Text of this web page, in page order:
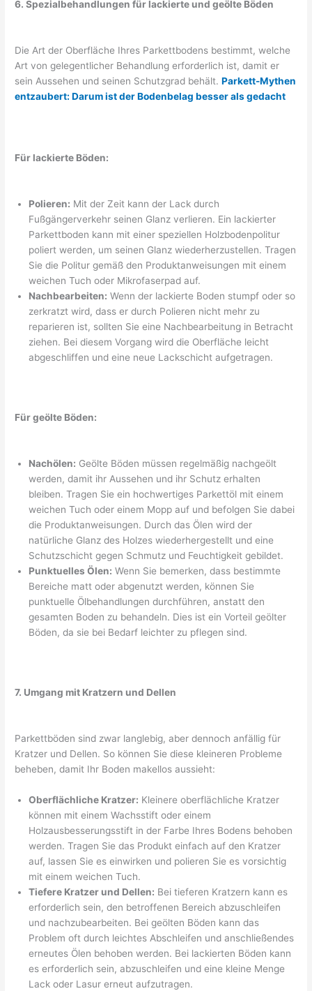
6. Spezialbehandlungen für lackierte und geölte Böden
Die Art der Oberfläche Ihres Parkettbodens bestimmt, welche
Art von gelegentlicher Behandlung erforderlich ist, damit er
sein Aussehen und seinen Schutzgrad behält.Parkett-Mythen
entzaubert: Darum ist der Bodenbelag besser als gedacht
Für lackierte Böden:
Polieren: Mit der Zeit kann der Lack durch
Fußgängerverkehr seinen Glanz verlieren. Ein lackierter
Parkettboden kann mit einer speziellen Holzbodenpolitur
poliert werden, um seinen Glanz wiederherzustellen. Tragen
Sie die Politur gemäß den Produktanweisungen mit einem
weichen Tuch oder Mikrofaserpad auf.
Nachbearbeiten: Wenn der lackierte Boden stumpf oder so
zerkratzt wird, dass er durch Polieren nicht mehr zu
reparieren ist, sollten Sie eine Nachbearbeitung in Betracht
ziehen. Bei diesem Vorgang wird die Oberfläche leicht
abgeschliffen und eine neue Lackschicht aufgetragen.
Für geölte Böden:
Nachölen: Geölte Böden müssen regelmäßig nachgeölt
werden, damit ihr Aussehen und ihr Schutz erhalten
bleiben. Tragen Sie ein hochwertiges Parkettöl mit einem
weichen Tuch oder einem Mopp auf und befolgen Sie dabei
die Produktanweisungen. Durch das Ölen wird der
natürliche Glanz des Holzes wiederhergestellt und eine
Schutzschicht gegen Schmutz und Feuchtigkeit gebildet.
Punktuelles Ölen: Wenn Sie bemerken, dass bestimmte
Bereiche matt oder abgenutzt werden, können Sie
punktuelle Ölbehandlungen durchführen, anstatt den
gesamten Boden zu behandeln. Dies ist ein Vorteil geölter
Böden, da sie bei Bedarf leichter zu pflegen sind.
7. Umgang mit Kratzern und Dellen
Parkettböden sind zwar langlebig, aber dennoch anfällig für
Kratzer und Dellen. So können Sie diese kleineren Probleme
beheben, damit Ihr Boden makellos aussieht:
Oberflächliche Kratzer: Kleinere oberflächliche Kratzer
können mit einem Wachsstift oder einem
Holzausbesserungsstift in der Farbe Ihres Bodens behoben
werden. Tragen Sie das Produkt einfach auf den Kratzer
auf, lassen Sie es einwirken und polieren Sie es vorsichtig
mit einem weichen Tuch.
Tiefere Kratzer und Dellen: Bei tieferen Kratzern kann es
erforderlich sein, den betroffenen Bereich abzuschleifen
und nachzubearbeiten. Bei geölten Böden kann das
Problem oft durch leichtes Abschleifen und anschließendes
erneutes Ölen behoben werden. Bei lackierten Böden kann
es erforderlich sein, abzuschleifen und eine kleine Menge
Lack oder Lasur erneut aufzutragen.